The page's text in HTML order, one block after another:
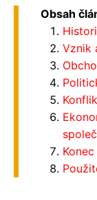
Obsah
Vznik